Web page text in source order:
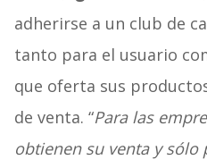
adherirse a un club de
tanto para el usuario
que oferta sus
de venta. “Para las
obtienen su venta y sólo